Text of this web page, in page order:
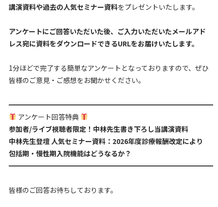
講演資料や過去の人気セミナー資料をプレゼントいたします。
アンケートにご回答いただいた後、ご入力いただいたメールアド
レス宛に資料をダウンロードできるURLをお届けいたします。
1分ほどで完了する簡単なアンケートとなっておりますので、ぜひ
皆様のご意見・ご感想をお聞かせください。
━━━━━━━━━━━━━━━━━━━━━━━━━━━━━━
アンケート回答特典
参加者/ライブ視聴者限定！中林先生書き下ろし当講演資料
中林先生登壇 人気セミナー資料：2026年度診療報酬改定により
包括期・慢性期入院機能はどうなるか？
━━━━━━━━━━━━━━━━━━━━━━━━━━━━━━
皆様のご回答お待ちしております。